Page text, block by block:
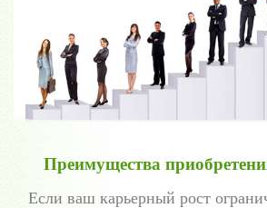
Преимущества
Если ваш карьерный рост